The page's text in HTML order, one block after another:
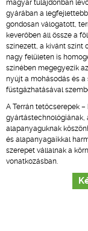
magyar tulajdonban
gyárában a
gondosan válogatott,
keverőben áll össze a
színezett, a kívánt színt
nagy felületen is
színében megegyezik
nyújt a mohásodás és
füstgázhatásával
A Terrán tetőcserepek
gyártástechnológiának,
alapanyaguknak
és alapanyagaikkal
szerepet vállalnak a
vonatkozásban.